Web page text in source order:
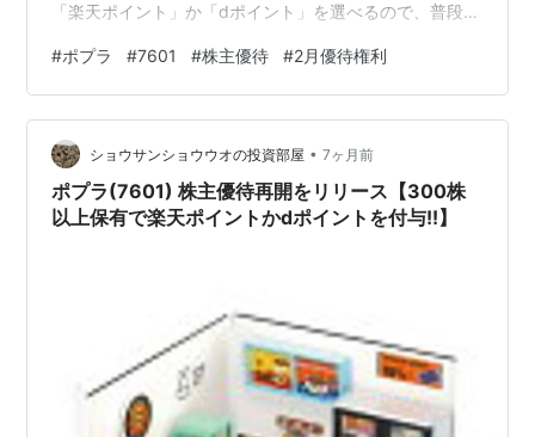
「楽天ポイント」か「dポイント」を選べるので、普段の
権利確定日：2月末日 単元株数：100株 優待の種類：そ
の他（ポイント） 配当金（予想）：0円 🎁 優待内容（選
択制） 以下のいずれかを選択できます✨ ①楽天ポイント
②dポイント 株数 優待内容 300株以上 1,000ポイント
1,000株以上 2,000ポイ…
#ポプラ #7601 #株主優待 #2月優待権利
ショウサンショウウオの投資部屋 • 7ヶ月前
ポプラ(7601) 株主優待再開をリリース【300株
以上保有で楽天ポイントかdポイントを付与!!】